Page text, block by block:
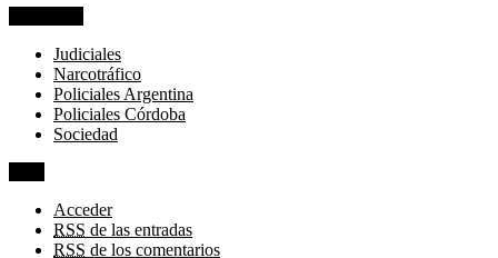
Judiciales
Narcotráfico
Policiales Argentina
Policiales Córdoba
Sociedad
Acceder
RSS de las entradas
RSS de los comentarios